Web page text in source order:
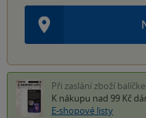
Při zaslání zboží
K nákupu nad 99 Kč
E-shopové listy